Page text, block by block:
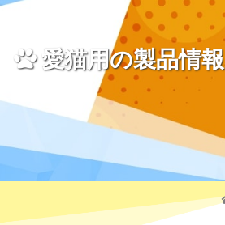
愛猫用の製品情報